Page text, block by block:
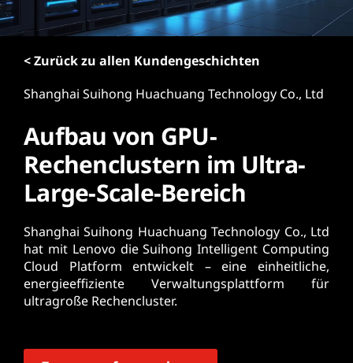
r
i
< Zurück zu allen Kundengeschichten
Shanghai Suihong Huachuang Technology Co., Ltd
Aufbau von GPU-
Rechenclustern im Ultra-
Large-Scale-Bereich
Shanghai Suihong Huachuang Technology Co., Ltd
hat mit Lenovo die Suihong Intelligent Computing
Cloud Platform entwickelt – eine einheitliche,
energieeffiziente Verwaltungsplattform für
ultragroße Rechencluster.